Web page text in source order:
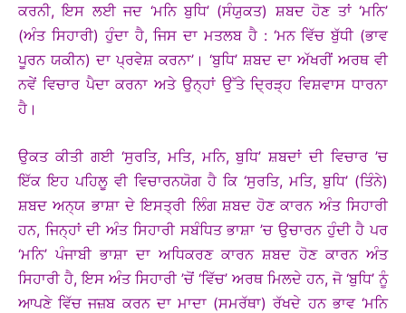
ਕਰਨੀ, ਇਸ ਲਈ ਜਦ ‘ਮਨਿ ਬੁਧਿ’ (ਸੰਯੁਕਤ) ਸ਼ਬਦ ਹੋਣ ਤਾਂ ‘ਮਨਿ’
(ਅੰਤ ਸਿਹਾਰੀ) ਹੁੰਦਾ ਹੈ, ਜਿਸ ਦਾ ਮਤਲਬ ਹੈ : ‘ਮਨ ਵਿੱਚ ਬੁੱਧੀ (ਭਾਵ
ਪੂਰਨ ਯਕੀਨ) ਦਾ ਪ੍ਰਵੇਸ਼ ਕਰਨਾ’। ‘ਬੁਧਿ’ ਸ਼ਬਦ ਦਾ ਅੱਖਰੀਂ ਅਰਥ ਵੀ
ਨਵੇਂ ਵਿਚਾਰ ਪੈਦਾ ਕਰਨਾ ਅਤੇ ਉਨ੍ਹਾਂ ਉੱਤੇ ਦ੍ਰਿੜ੍ਹ ਵਿਸ਼ਵਾਸ ਧਾਰਨਾ
ਹੈ।
ਉਕਤ ਕੀਤੀ ਗਈ ‘ਸੁਰਤਿ, ਮਤਿ, ਮਨਿ, ਬੁਧਿ’ ਸ਼ਬਦਾਂ ਦੀ ਵਿਚਾਰ ’ਚ
ਇੱਕ ਇਹ ਪਹਿਲੂ ਵੀ ਵਿਚਾਰਨਯੋਗ ਹੈ ਕਿ ‘ਸੁਰਤਿ, ਮਤਿ, ਬੁਧਿ’ (ਤਿੰਨੇ)
ਸ਼ਬਦ ਅਨ੍ਯ ਭਾਸ਼ਾ ਦੇ ਇਸਤ੍ਰੀ ਲਿੰਗ ਸ਼ਬਦ ਹੋਣ ਕਾਰਨ ਅੰਤ ਸਿਹਾਰੀ
ਹਨ, ਜਿਨ੍ਹਾਂ ਦੀ ਅੰਤ ਸਿਹਾਰੀ ਸਬੰਧਿਤ ਭਾਸ਼ਾ ’ਚ ਉਚਾਰਨ ਹੁੰਦੀ ਹੈ ਪਰ
‘ਮਨਿ’ ਪੰਜਾਬੀ ਭਾਸ਼ਾ ਦਾ ਅਧਿਕਰਣ ਕਾਰਨ ਸ਼ਬਦ ਹੋਣ ਕਾਰਨ ਅੰਤ
ਸਿਹਾਰੀ ਹੈ, ਇਸ ਅੰਤ ਸਿਹਾਰੀ ’ਚੋਂ ‘ਵਿੱਚ’ ਅਰਥ ਮਿਲਦੇ ਹਨ, ਜੋ ‘ਬੁਧਿ’ ਨੂੰ
ਆਪਣੇ ਵਿੱਚ ਜਜ਼ਬ ਕਰਨ ਦਾ ਮਾਦਾ (ਸਮਰੱਥਾ) ਰੱਖਦੇ ਹਨ ਭਾਵ ‘ਮਨਿ